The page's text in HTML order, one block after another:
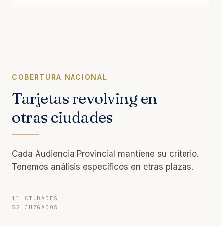
COBERTURA NACIONAL
Tarjetas revolving en
otras ciudades
Cada Audiencia Provincial mantiene su criterio.
Tenemos análisis específicos en otras plazas.
11 CIUDADES
52 JUZGADOS